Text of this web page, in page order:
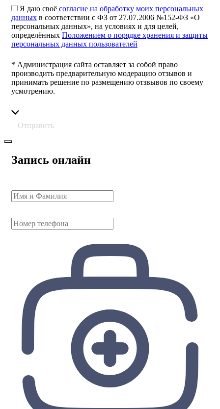
Я даю своё согласие на обработку моих персональных
данных в соответствии с ФЗ от 27.07.2006 №152-ФЗ «О
персональных данных», на условиях и для целей,
определённых Положением о порядке хранения и защиты
персональных данных пользователей
* Администрация сайта оставляет за собой право
производить предварительную модерацию отзывов и
принимать решение по размещению отзвывов по своему
усмотрению.
Отправить
Запись онлайн